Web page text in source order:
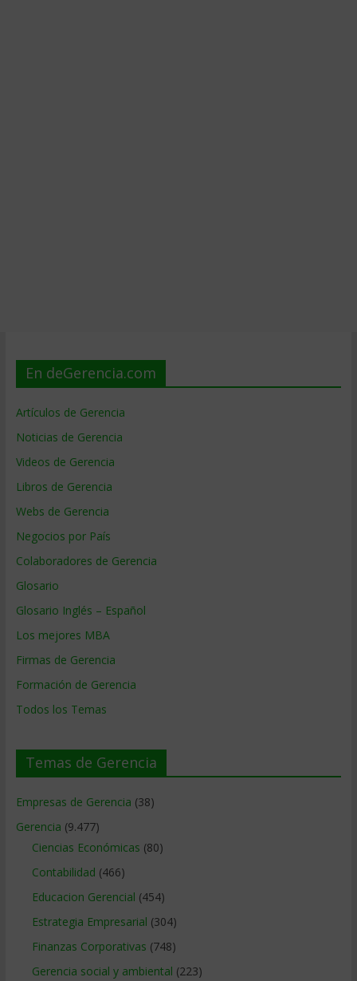
En deGerencia.com
Artículos de Gerencia
Noticias de Gerencia
Videos de Gerencia
Libros de Gerencia
Webs de Gerencia
Negocios por País
Colaboradores de Gerencia
Glosario
Glosario Inglés – Español
Los mejores MBA
Firmas de Gerencia
Formación de Gerencia
Todos los Temas
Temas de Gerencia
Empresas de Gerencia (38)
Gerencia (9.477)
Ciencias Económicas (80)
Contabilidad (466)
Educacion Gerencial (454)
Estrategia Empresarial (304)
Finanzas Corporativas (748)
Gerencia social y ambiental (223)